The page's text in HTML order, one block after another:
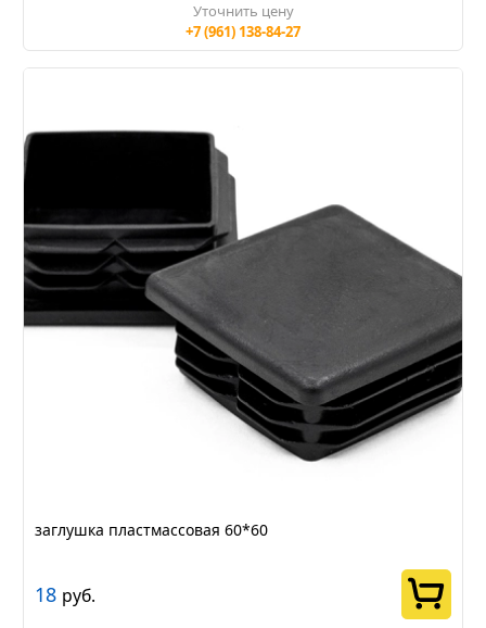
Уточнить цену
+7 (961) 138-84-27
заглушка пластмассовая 60*60
18 руб.